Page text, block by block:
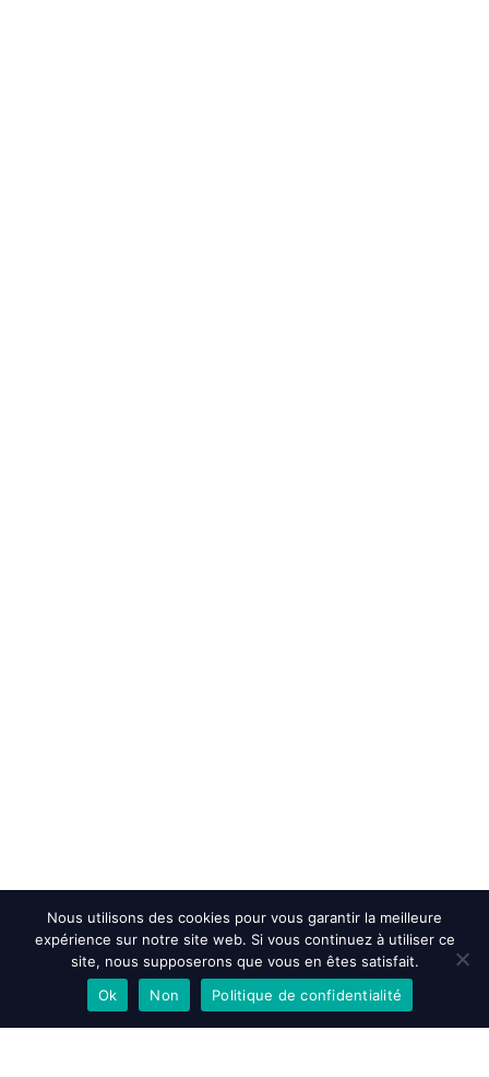
Nous utilisons des cookies pour vous garantir la meilleure
expérience sur notre site web. Si vous continuez à utiliser ce
site, nous supposerons que vous en êtes satisfait.
Ok
Non Politique de confidentialité